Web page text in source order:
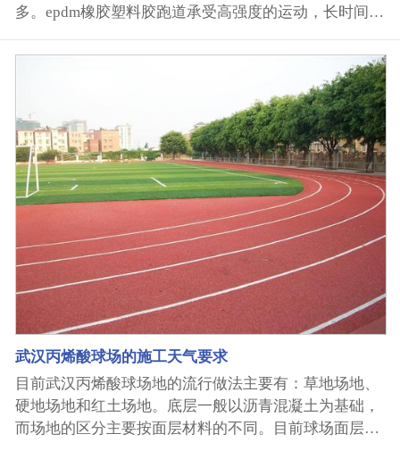
多。epdm橡胶塑料胶跑道承受高强度的运动，长时间暴
epdm颗粒厂家的epdm橡胶塑料胶跑道主要由橡胶胶弹
性层和彩色胶颗粒层组成，胶橡胶弹性层的质量完全取
决于胶橡胶的纯度。武汉epdm颗粒之所以这么受市场欢
迎，和其具备的优势是分不开的，武汉epdm颗粒主要具
有以下6个方面的优势： 1、环保：无毒、无污染，符合
环保要求；经济性：除日常清洗和冲洗外，在合理的使
用范围内无需特殊维护；2、全天使用：橡胶颗粒epdm
任何季节和温差，都能保持高水平的质量，雨后可立即
使用；3.弹性：适度的弹性和恢复力，减少体力消耗，
提高比赛成绩；4、冲击吸收：适应吸收脚部的冲击，
减少运动损伤，适合长期练习和比赛；5.耐候性：不会
因紫外线、臭氧和酸雨的污染而褪色、粉化或软化，并
能长时间保持鲜艳的颜色；6.耐磨性：彩色epdm橡胶颗
粒跑道满足各级单位长期高频率使用的需要；安全性：
可防止跌倒造成的运动伤害。
武汉丙烯酸球场的施工天气要求
目前武汉丙烯酸球场地的流行做法主要有：草地场地、
硬地场地和红土场地。底层一般以沥青混凝土为基础，
而场地的区分主要按面层材料的不同。目前球场面层的